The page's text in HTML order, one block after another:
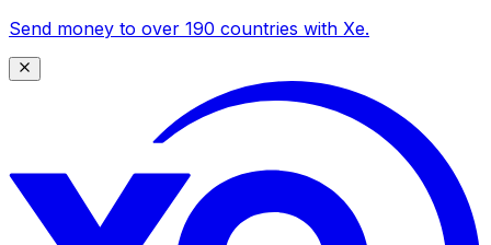
Send money to over 190 countries with Xe.